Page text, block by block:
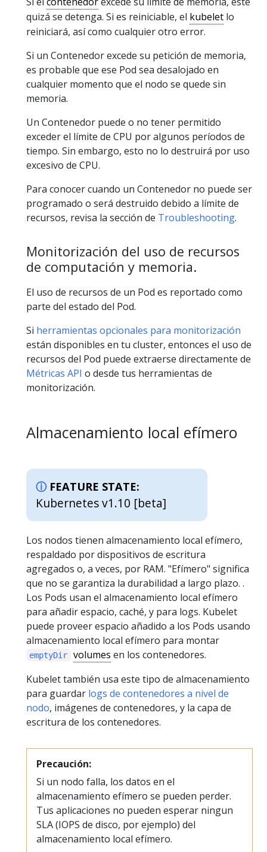
quizá se detenga. Si es reiniciable, el kubelet lo
reiniciará, así como cualquier otro error.
Si un Contenedor excede su petición de memoria,
es probable que ese Pod sea desalojado en
cualquier momento que el nodo se quede sin
memoria.
Un Contenedor puede o no tener permitido
exceder el límite de CPU por algunos períodos de
tiempo. Sin embargo, esto no lo destruirá por uso
excesivo de CPU.
Para conocer cuando un Contenedor no puede ser
programado o será destruido debido a límite de
recursos, revisa la sección de Troubleshooting.
Monitorización del uso de recursos
de computación y memoria.
El uso de recursos de un Pod es reportado como
parte del estado del Pod.
Si herramientas opcionales para monitorización
están disponibles en tu cluster, entonces el uso de
recursos del Pod puede extraerse directamente de
Métricas API o desde tus herramientas de
monitorización.
Almacenamiento local efímero
FEATURE STATE:
Kubernetes v1.10 [beta]
Los nodos tienen almacenamiento local efímero,
respaldado por dispositivos de escritura
agregados o, a veces, por RAM. "Efímero" significa
que no se garantiza la durabilidad a largo plazo. .
Los Pods usan el almacenamiento local efímero
para añadir espacio, caché, y para logs. Kubelet
puede proveer espacio añadido a los Pods usando
almacenamiento local efímero para montar
emptyDir volumes en los contenedores.
Kubelet también usa este tipo de almacenamiento
para guardar logs de contenedores a nivel de
nodo, imágenes de contenedores, y la capa de
escritura de los contenedores.
Precaución:
Si un nodo falla, los datos en el
almacenamiento efímero se pueden perder.
Tus aplicaciones no pueden esperar ningun
SLA (IOPS de disco, por ejemplo) del
almacenamiento local efímero.